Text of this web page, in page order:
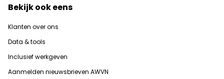
Bekijk ook eens
Klanten over ons
Data & tools
Inclusief werkgeven
Aanmelden nieuwsbrieven AWVN